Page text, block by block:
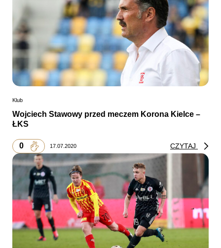
Klub
Wojciech Stawowy przed meczem Korona Kielce –
ŁKS
0 17.07.2020 CZYTAJ